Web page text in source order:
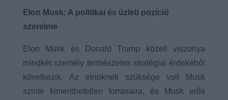
Elon Musk: A politikai és üzleti pozíció
szerelme
Elon Musk és Donald Trump közeli viszonya
mindkét személy természetes stratégiai érdekéből
következik. Az elnöknek szüksége volt Musk
szinte kimeríthetetlen forrásaira, és Musk erős